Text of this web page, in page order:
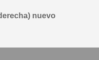
nuevo